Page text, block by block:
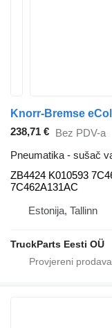
238,71 € Bez PDV-a
Pneumatika - sušač
ZB4424 K010593
7C462A131AC
Estonija, Tallinn
TruckParts Eesti OÜ